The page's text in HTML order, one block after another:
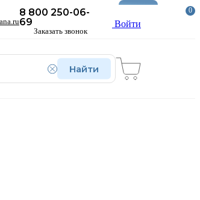
8 800 250-06-
69
Заказать звонок
Войти
Найти
0